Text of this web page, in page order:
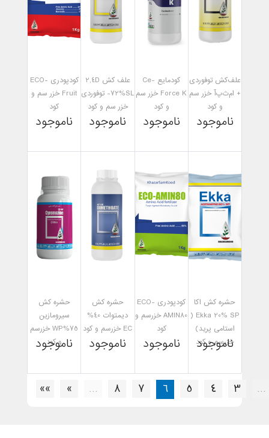
علف‌کش توفوردی
+ ام‌ث‌پ‌آ خزر سم
ناموجود
کودمایع Ce-
Force K خزر سم
ناموجود
علف کش 2,4D
-72%SL توفوردی
خزر سم و کود
ناموجود
کودپودری ECO-
Fruit خزر سم و
ناموجود
حشره کش اکا
Ekka 20% SP (
استامی پرید)
خزرسم و کود
ناموجود
مشاهده
کودپودری ECO-
AMIN80 خزرسم و
ناموجود
مشاهده
حشره کش
دیمتوات 40%
ناموجود
مشاهده
حشره کش
سیرومازین
75%WP خزرسم
و کود
ناموجود
مشاهده 3
…
»»